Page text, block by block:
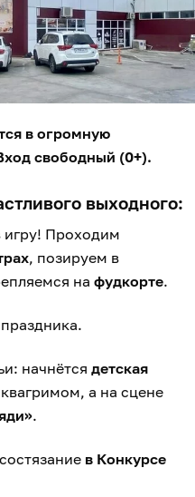
в огромную
свободный (0+).
выходного:
игру! Проходим
, позируем в
на фудкорте.
начнётся детская
а на сцене
.
в Конкурсе